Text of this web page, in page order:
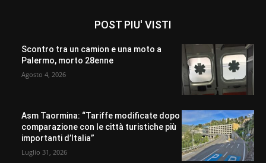
POST PIU' VISTI
Scontro tra un camion e una moto a
Palermo, morto 28enne
Agosto 4, 2026
Asm Taormina: “Tariffe modificate dopo
comparazione con le città turistiche più
importanti d’Italia”
Luglio 31, 2026